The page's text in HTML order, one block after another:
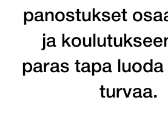
panostukset
ja
paras tapa luoda
turvaa.